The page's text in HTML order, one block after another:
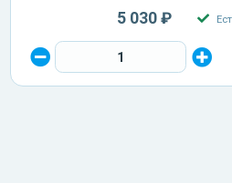
5 030 ₽